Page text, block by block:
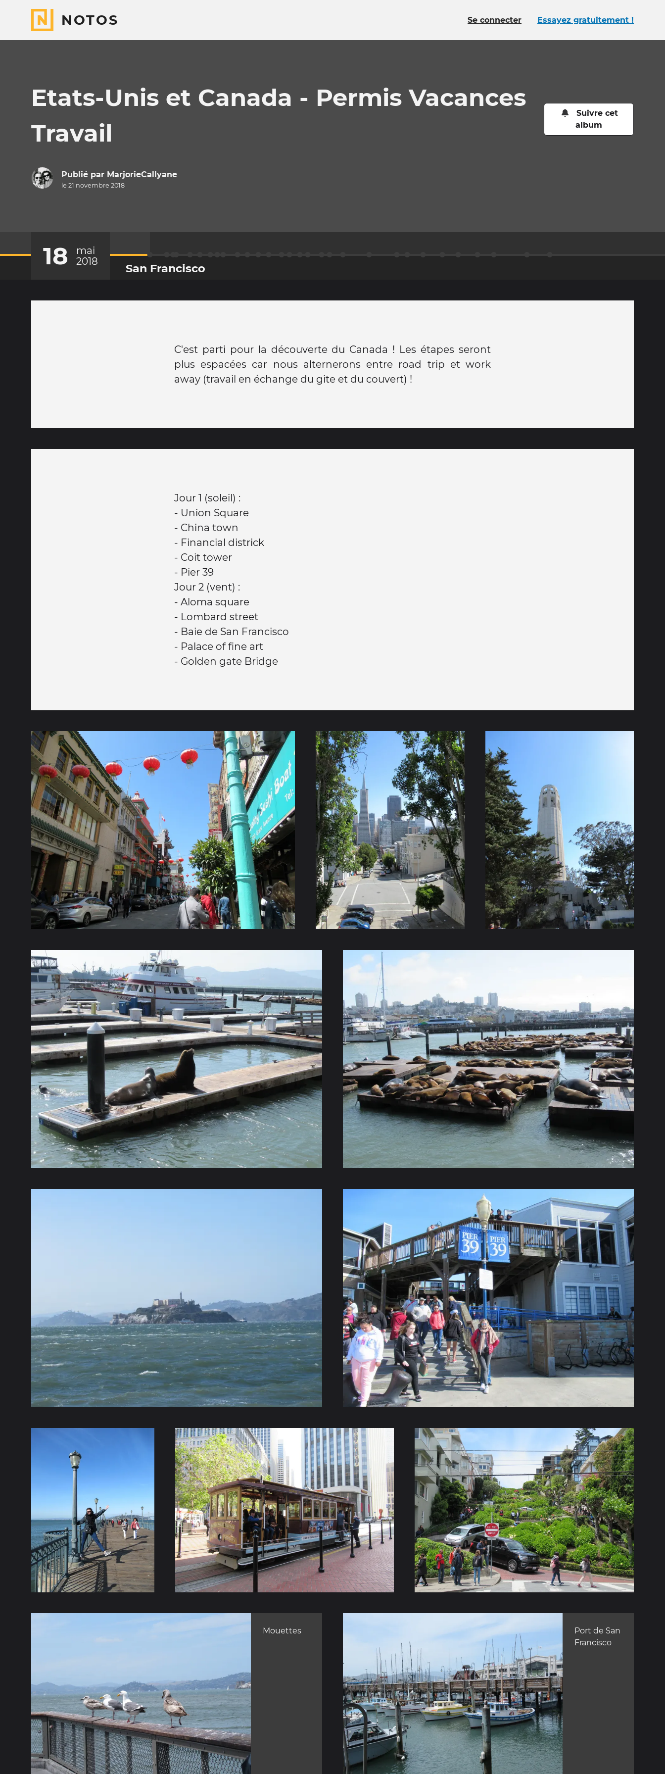
NOTOS Se connecter Essayez gratuitement !
Etats-Unis et Canada - Permis Vacances
Travail
Suivre cet
album
Publié par MarjorieCallyane
le 21 novembre 2018
18
mai
2018
San Francisco
C'est parti pour la découverte du Canada ! Les étapes seront
plus espacées car nous alternerons entre road trip et work
away (travail en échange du gite et du couvert) !
Jour 1 (soleil) :
- Union Square
- China town
- Financial districk
- Coit tower
- Pier 39
Jour 2 (vent) :
- Aloma square
- Lombard street
- Baie de San Francisco
- Palace of fine art
- Golden gate Bridge
Mouettes
Port de San
Francisco